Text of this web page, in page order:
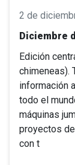
2 de
Diciembre
Edición
chimeneas).
información
todo el
máquinas
proyectos
con t